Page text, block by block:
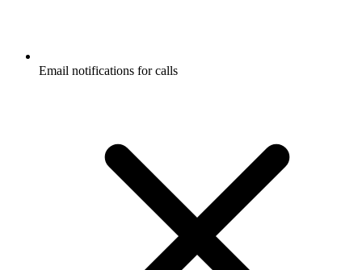
Email notifications for calls